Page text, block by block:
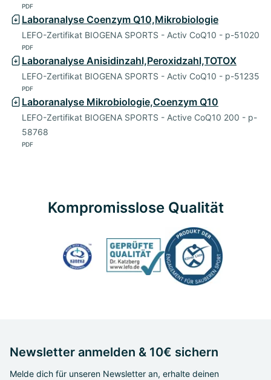
PDF
Laboranalyse Coenzym Q10,Mikrobiologie
LEFO-Zertifikat BIOGENA SPORTS - Activ CoQ10 - p-51020
PDF
Laboranalyse Anisidinzahl,Peroxidzahl,TOTOX
LEFO-Zertifikat BIOGENA SPORTS - Activ CoQ10 - p-51235
PDF
Laboranalyse Mikrobiologie,Coenzym Q10
LEFO-Zertifikat BIOGENA SPORTS - Active CoQ10 200 - p-
58768
PDF
Kompromisslose Qualität
Newsletter anmelden & 10€ sichern
Melde dich für unseren Newsletter an, erhalte deinen